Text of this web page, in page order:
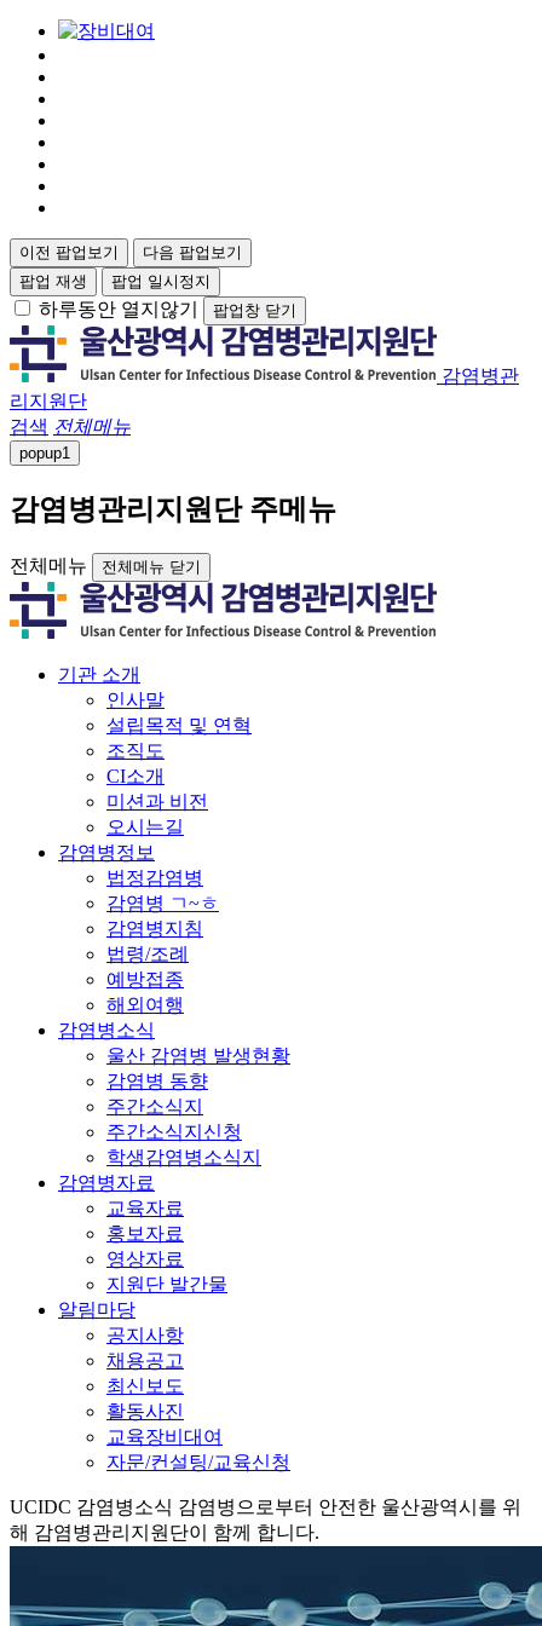
이전 팝업보기
다음 팝업보기
팝업 재생
팝업 일시정지
하루동안 열지않기 팝업창 닫기
감염병관
리지원단
검색 전체메뉴
popup1
감염병관리지원단 주메뉴
전체메뉴 전체메뉴 닫기
기관 소개
인사말
설립목적 및 연혁
조직도
CI소개
미션과 비전
오시는길
감염병정보
법정감염병
감염병 ㄱ~ㅎ
감염병지침
법령/조례
예방접종
해외여행
감염병소식
울산 감염병 발생현황
감염병 동향
주간소식지
주간소식지신청
학생감염병소식지
감염병자료
교육자료
홍보자료
영상자료
지원단 발간물
알림마당
공지사항
채용공고
최신보도
활동사진
교육장비대여
자문/컨설팅/교육신청
UCIDC 감염병소식 감염병으로부터 안전한 울산광역시를 위
해 감염병관리지원단이 함께 합니다.